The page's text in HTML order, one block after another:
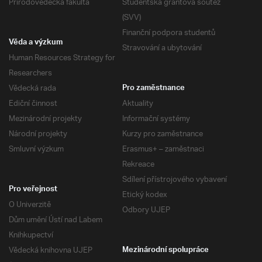
(SVV)
Finanční podpora studentů
Stravování a ubytování
Věda a výzkum
Human Resources Strategy for
Researchers
Vědecká rada
Ediční činnost
Mezinárodní projekty
Národní projekty
Smluvní výzkum
Pro zaměstnance
Aktuality
Informační systémy
Kurzy pro zaměstnance
Erasmus+ – zaměstnaci
Rekreace
Sdílení přístrojového vybavení
Etický kodex
Odbory UJEP
Pro veřejnost
O Univerzitě
Dům umění Ústí nad Labem
Knihkupectví
Vědecká knihovna UJEP
Mezinárodní spolupráce